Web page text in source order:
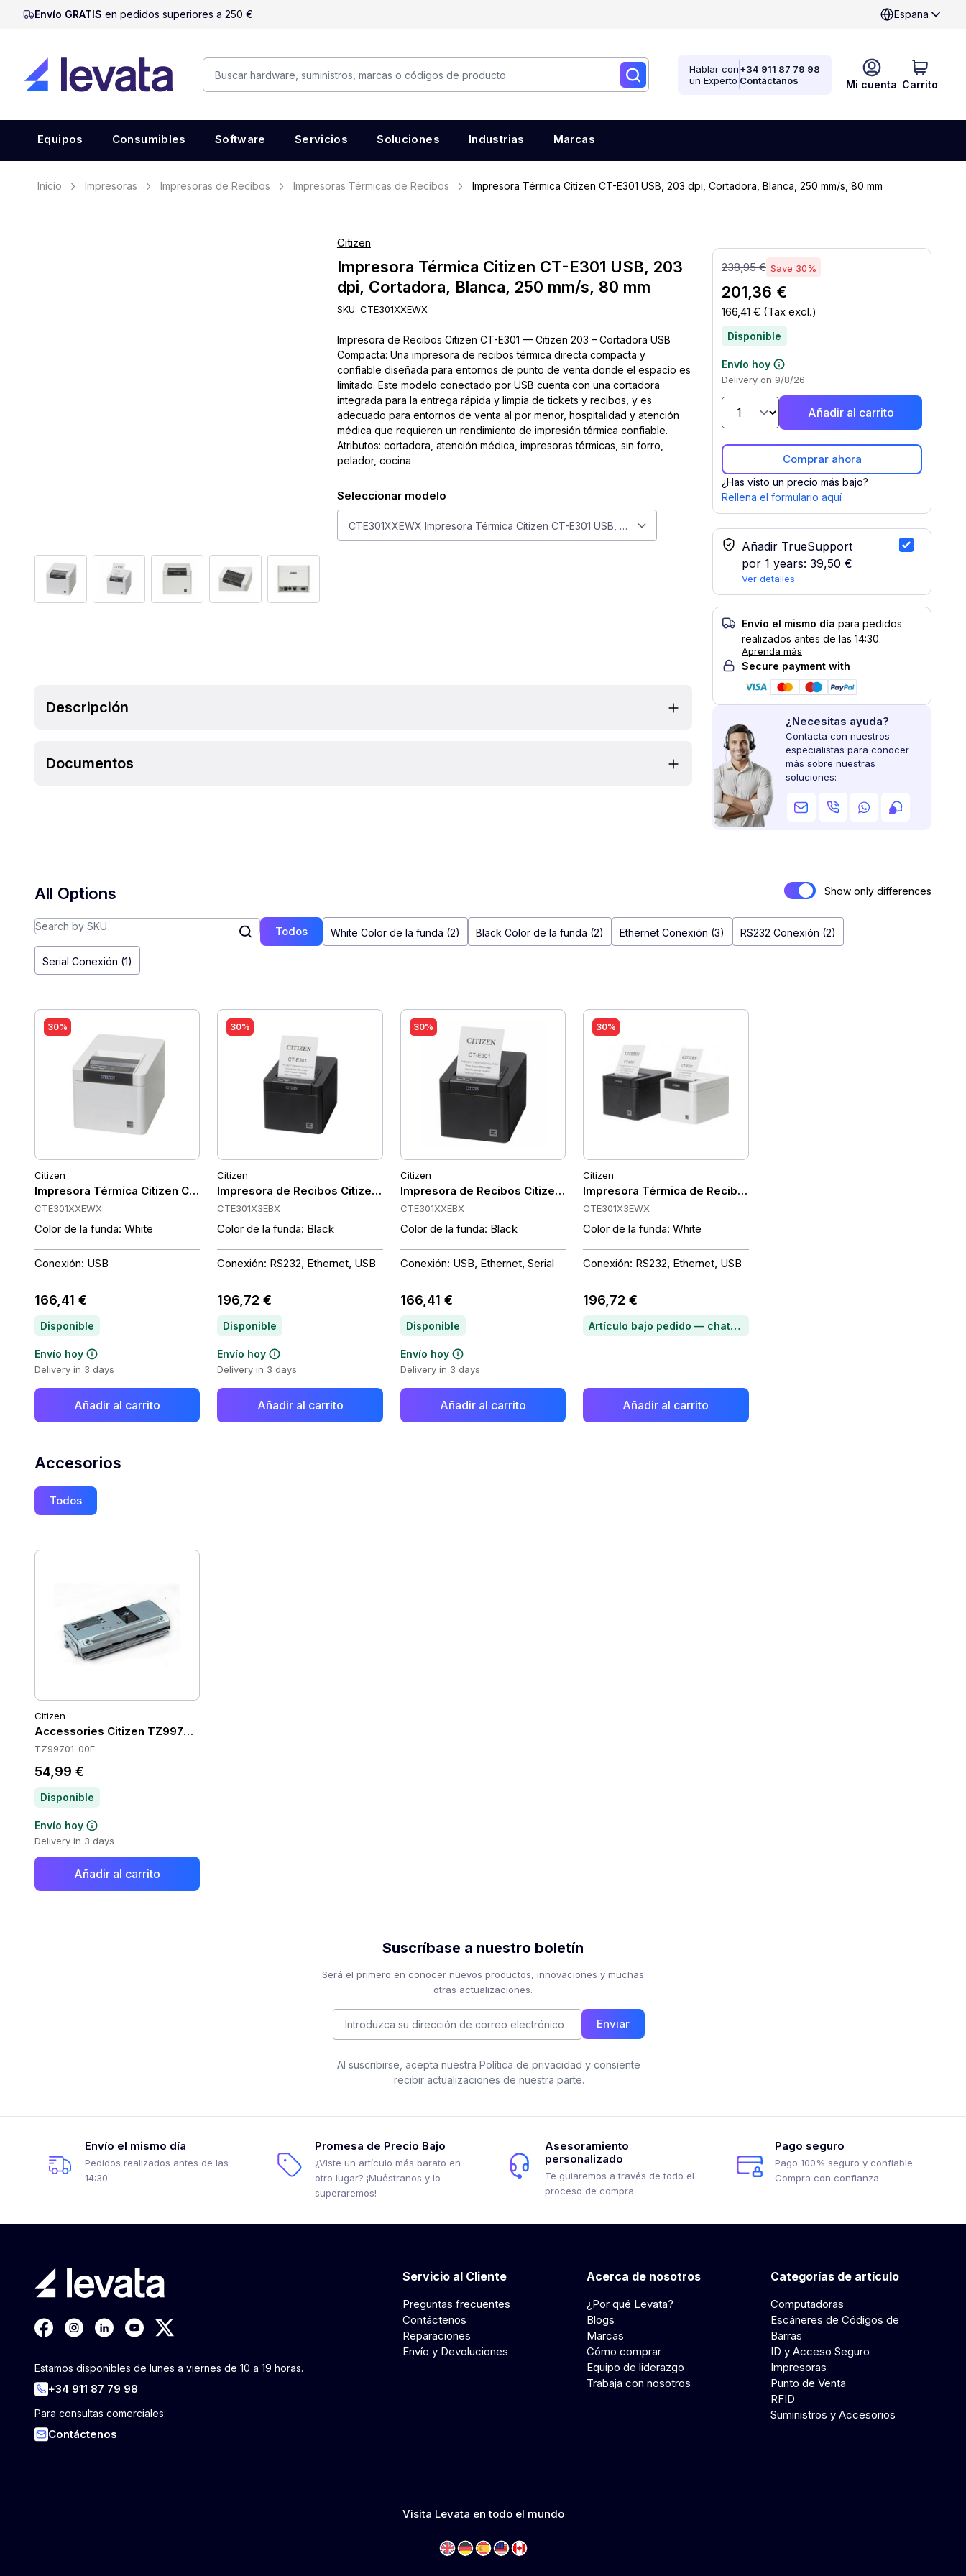
Envío GRATIS en pedidos superiores a 250 € Espana
Mi cuenta Carrito
Hablar con
un Experto
+34 911 87 79 98
Contáctanos
Equipos Consumibles Software Servicios Soluciones Industrias Marcas
Inicio Impresoras Impresoras de Recibos Impresoras Térmicas de Recibos Impresora Térmica Citizen CT-E301 USB, 203 dpi, Cortadora, Blanca, 250 mm/s, 80 mm
View larger imageView larger imageView larger imageView larger imageView larger image
Citizen
Impresora Térmica Citizen CT-E301 USB, 203
dpi, Cortadora, Blanca, 250 mm/s, 80 mm
SKU: CTE301XXEWX
Impresora de Recibos Citizen CT-E301 — Citizen 203 – Cortadora USB
Compacta: Una impresora de recibos térmica directa compacta y
confiable diseñada para entornos de punto de venta donde el espacio es
limitado. Este modelo conectado por USB cuenta con una cortadora
integrada para la entrega rápida y limpia de tickets y recibos, y es
adecuado para entornos de venta al por menor, hospitalidad y atención
médica que requieren un rendimiento de impresión térmica confiable.
Atributos: cortadora, atención médica, impresoras térmicas, sin forro,
pelador, cocina
Seleccionar modelo
CTE301XXEWX Impresora Térmica Citizen CT-E301 USB, 203 dpi, Cortadora, Blanca, 250 mm/s, 80 mm
238,95 € Save 30%
201,36 €
166,41 € (Tax excl.)
Disponible
Envío hoy
Delivery on 9/8/26
Añadir al carrito
Comprar ahora
¿Has visto un precio más bajo?
Rellena el formulario aquí
Añadir TrueSupport
por 1 years: 39,50 €
Ver detalles
Servicio TrueSupport
Envío el mismo día para pedidos
realizados antes de las 14:30.
Aprenda más
Secure payment with
¿Necesitas ayuda?
Contacta con nuestros
especialistas para conocer
más sobre nuestras
soluciones:
Descripción
Documentos
Show only differences
All Options
Todos White Color de la funda (2) Black Color de la funda (2) Ethernet Conexión (3) RS232 Conexión (2)
Serial Conexión (1)
30%
Citizen
Impresora Térmica Citizen CT-E301 USB, 203 dpi, Cortadora, Blanca, 250 mm/s, 80 mm
CTE301XXEWX
Color de la funda: White
Conexión: USB
166,41 €
Disponible
Envío hoy
Delivery in 3 days
Añadir al carrito
30%
Citizen
Impresora de Recibos Citizen CT-E301, 250mm/s, 203dpi, USB, RS232, Ethernet, Cortadora, Carcasa Desinfectable, Negra
CTE301X3EBX
Color de la funda: Black
Conexión: RS232, Ethernet, USB
196,72 €
Disponible
Envío hoy
Delivery in 3 days
Añadir al carrito
30%
Citizen
Impresora de Recibos Citizen CT-E301, Doble Color, Térmica Directa, 250mm/s, USB, Cortadora, Negra
CTE301XXEBX
Color de la funda: Black
Conexión: USB, Ethernet, Serial
166,41 €
Disponible
Envío hoy
Delivery in 3 days
Añadir al carrito
30%
Citizen
Impresora Térmica de Recibos Citizen CT-E301 Directa Térmica,
CTE301X3EWX
Color de la funda: White
Conexión: RS232, Ethernet, USB
196,72 €
Artículo bajo pedido — chatea para conocer el plazo de entrega
Añadir al carrito
Accesorios
Todos
Citizen
Accessories Citizen TZ99701-00F
TZ99701-00F
54,99 €
Disponible
Envío hoy
Delivery in 3 days
Añadir al carrito
Suscríbase a nuestro boletín
Será el primero en conocer nuevos productos, innovaciones y muchas
otras actualizaciones.
Enviar
Al suscribirse, acepta nuestra Política de privacidad y consiente
recibir actualizaciones de nuestra parte.
Envío el mismo día
Pedidos realizados antes de las
14:30
Promesa de Precio Bajo
¿Viste un artículo más barato en
otro lugar? ¡Muéstranos y lo
superaremos!
Asesoramiento
personalizado
Te guiaremos a través de todo el
proceso de compra
Pago seguro
Pago 100% seguro y confiable.
Compra con confianza
Estamos disponibles de lunes a viernes de 10 a 19 horas.
+34 911 87 79 98
Para consultas comerciales:
Contáctenos
Servicio al Cliente
Preguntas frecuentes
Contáctenos
Reparaciones
Envío y Devoluciones
Acerca de nosotros
¿Por qué Levata?
Blogs
Marcas
Cómo comprar
Equipo de liderazgo
Trabaja con nosotros
Categorías de artículo
Computadoras
Escáneres de Códigos de
Barras
ID y Acceso Seguro
Impresoras
Punto de Venta
RFID
Suministros y Accesorios
Visita Levata en todo el mundo